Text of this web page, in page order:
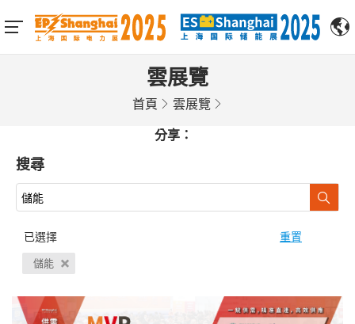
雲展覽
首頁 雲展覽
分享：
搜尋
已選擇 重置
儲能